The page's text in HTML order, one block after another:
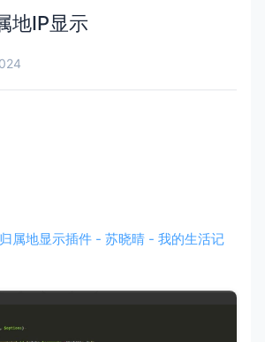
地IP显示
属地显示插件 - 苏晓晴 - 我的生活记